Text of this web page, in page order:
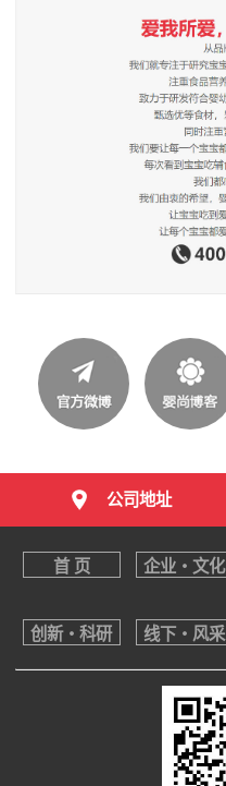
公司地址
首 页 企业・文化
创新・科研 线下・风采